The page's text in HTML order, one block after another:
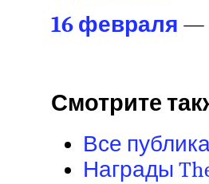
16 февраля —
Смотрите
Все
Награды